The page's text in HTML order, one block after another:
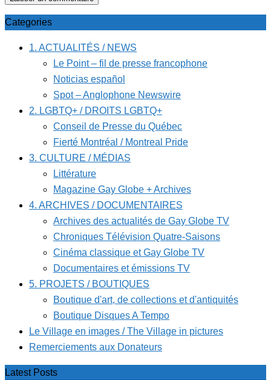
Categories
1. ACTUALITÉS / NEWS
Le Point – fil de presse francophone
Noticias español
Spot – Anglophone Newswire
2. LGBTQ+ / DROITS LGBTQ+
Conseil de Presse du Québec
Fierté Montréal / Montreal Pride
3. CULTURE / MÉDIAS
Littérature
Magazine Gay Globe + Archives
4. ARCHIVES / DOCUMENTAIRES
Archives des actualités de Gay Globe TV
Chroniques Télévision Quatre-Saisons
Cinéma classique et Gay Globe TV
Documentaires et émissions TV
5. PROJETS / BOUTIQUES
Boutique d'art, de collections et d'antiquités
Boutique Disques A Tempo
Le Village en images / The Village in pictures
Remerciements aux Donateurs
Latest Posts